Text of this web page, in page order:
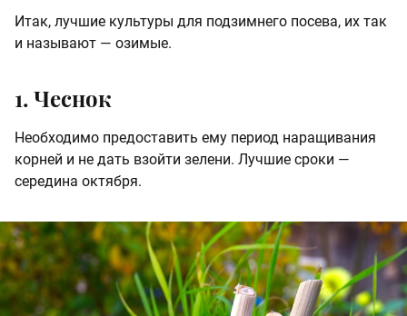
Итак, лучшие культуры для подзимнего посева, их так
и называют — озимые.
1. Чеснок
Необходимо предоставить ему период наращивания
корней и не дать взойти зелени. Лучшие сроки —
середина октября.